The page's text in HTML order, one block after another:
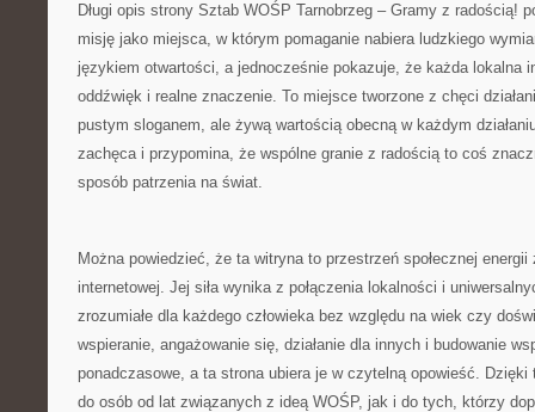
Długi opis strony Sztab WOŚP Tarnobrzeg – Gramy z radością!
misję jako miejsca, w którym pomaganie nabiera ludzkiego
językiem otwartości, a jednocześnie pokazuje, że każda lokalna
oddźwięk i realne znaczenie. To miejsce tworzone z chęci
pustym sloganem, ale żywą wartością obecną w każdym
zachęca i przypomina, że wspólne granie z radością to coś
sposób patrzenia na świat.
Można powiedzieć, że ta witryna to przestrzeń społecznej
internetowej. Jej siła wynika z połączenia lokalności i
zrozumiałe dla każdego człowieka bez względu na wiek czy
wspieranie, angażowanie się, działanie dla innych i budowanie
ponadczasowe, a ta strona ubiera je w czytelną opowieść. Dzięki
do osób od lat związanych z ideą WOŚP, jak i do tych, którzy